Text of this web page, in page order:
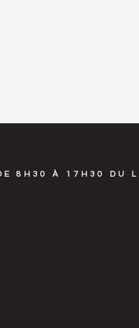
8H30 À 17H30 DU